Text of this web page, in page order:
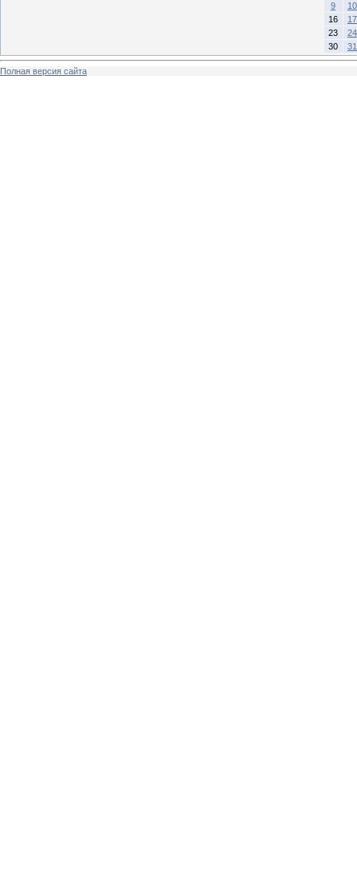
9
10
16
17
23
24
30
31
Полная версия сайта